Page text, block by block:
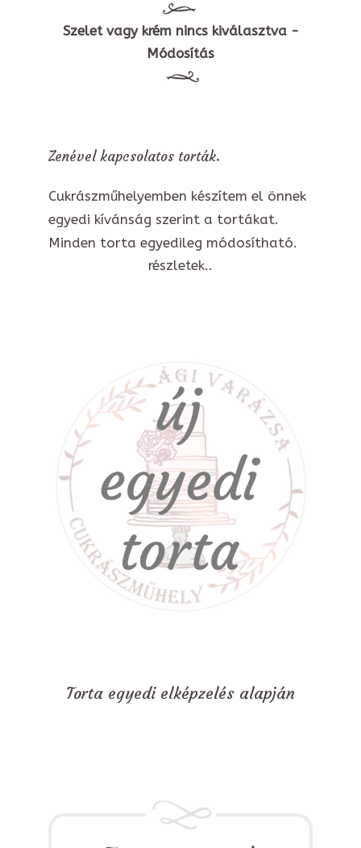
Szelet vagy krém nincs kiválasztva -
Módosítás
Zenével kapcsolatos torták.
Cukrászműhelyemben készítem el önnek
egyedi kívánság szerint a tortákat.
Minden torta egyedileg módosítható.
részletek..
Torta egyedi elképzelés alapján